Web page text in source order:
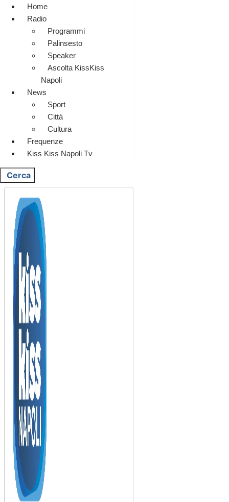
Home
Radio
Programmi
Palinsesto
Speaker
Ascolta KissKiss
Napoli
News
Sport
Città
Cultura
Frequenze
Kiss Kiss Napoli Tv
Cerca